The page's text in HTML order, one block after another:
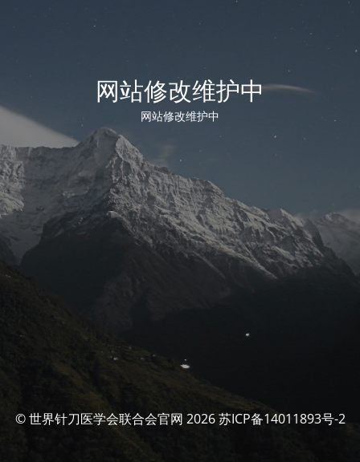
网站修改维护中
网站修改维护中
© 世界针刀医学会联合会官网 2026 苏ICP备14011893号-2